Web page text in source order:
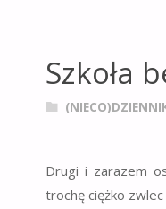
Szkoła
Drugi i zarazem
trochę ciężko